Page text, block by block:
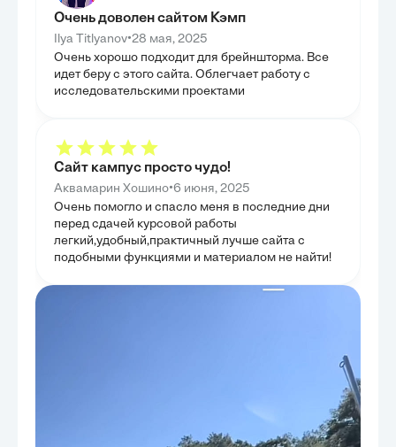
структуру логопедического занятия, обеспечивая
их систематичность и целенаправленность. Были
учтены особенности работы с детьми разного
возраста и с различными формами дислалии, что
позволяет индивидуализировать коррекционный
процесс. Подчеркнута значимость взаимодействия с
родителями и педагогами, поскольку их активное
участие существенно повышает эффективность
достигнутых результатов, что обеспечивает
устойчивость положительных изменений. Таким
образом, глава предлагает комплексный подход к
практической реализации коррекционных программ.
Очень доволен сайтом Кэмп
Ilya Titlyanov•28 мая, 2025
Очень хорошо подходит для брейншторма. Все
идет беру с этого сайта. Облегчает работу с
исследовательскими проектами
Сайт кампус просто чудо!
Аквамарин Хошино•6 июня, 2025
Очень помогло и спасло меня в последние дни
перед сдачей курсовой работы
легкий,удобный,практичный лучше сайта с
подобными функциями и материалом не найти!